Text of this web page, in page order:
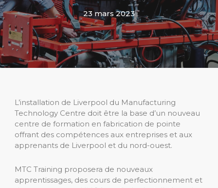
23 mars 2023
L’installation de Liverpool du Manufacturing
Technology Centre doit être la base d’un nouveau
centre de formation en fabrication de pointe
offrant des compétences aux entreprises et aux
apprenants de Liverpool et du nord-ouest.
MTC Training proposera de nouveaux
apprentissages, des cours de perfectionnement et